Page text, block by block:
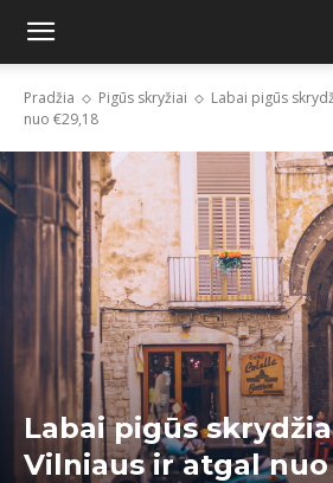
Pradžia Pigūs skryžiai
Labai pigūs
nuo €29,18
Labai pigūs
Vilniaus ir atgal nuo